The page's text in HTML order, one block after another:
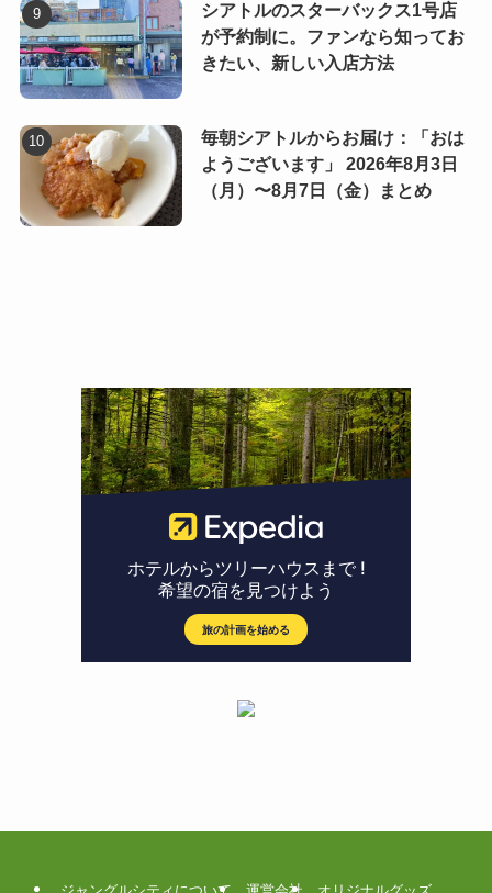
シアトルのスターバックス1号店
が予約制に。ファンなら知ってお
きたい、新しい入店方法
毎朝シアトルからお届け：「おは
ようございます」 2026年8月3日
（月）〜8月7日（金）まとめ